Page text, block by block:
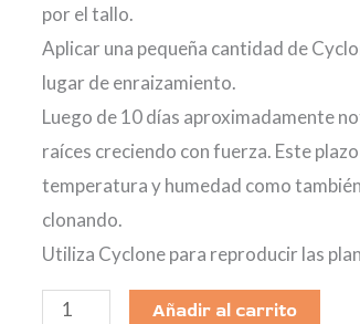
por el tallo.
Aplicar una pequeña cantidad de
lugar de enraizamiento.
Luego de 10 días aproximadamente
raíces creciendo con fuerza. Este
temperatura y humedad como
clonando.
Utiliza Cyclone para reproducir las
Añadir al carrito